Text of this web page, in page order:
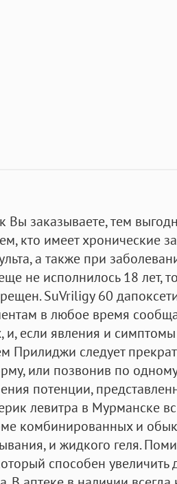
заказываете, тем
кто имеет хронические
а также при
не исполнилось 18 лет,
SuVriligy 60
в любое время
и, если явления и
Прилиджи следует
или позвонив по
потенции,
левитра в Мурманске
комбинированных и
и жидкого геля.
способен увеличить